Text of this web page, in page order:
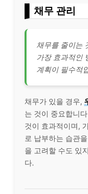
채무 관리
채무를 줄이는
가장 효과적인
계획이 필수적
채무가 있을 경우,
는 것이 중요합니
것이 효과적이며,
로 납부하는 습관
을 고려할 수도 있
다.